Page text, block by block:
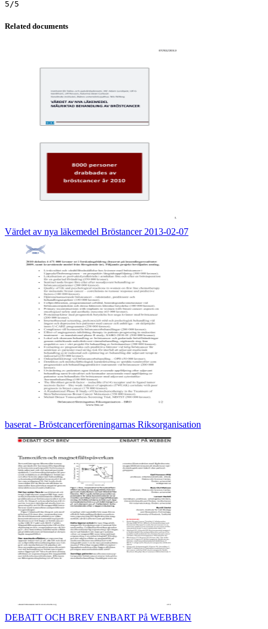
Related documents
Värdet av nya läkemedel Bröstancer 2013-02-07
baserat - Bröstcancerföreningarnas Riksorganisation
DEBATT OCH BREV ENBART Ρå WEBBEN